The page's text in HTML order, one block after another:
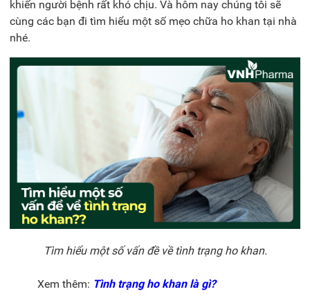
khiến người bệnh rất khó chịu. Và hôm nay chúng tôi sẽ
cùng các bạn đi tìm hiểu một số mẹo chữa ho khan tại nhà
nhé.
Tìm hiểu một số vấn đề về tình trạng ho khan.
Xem thêm: Tình trạng ho khan là gì?